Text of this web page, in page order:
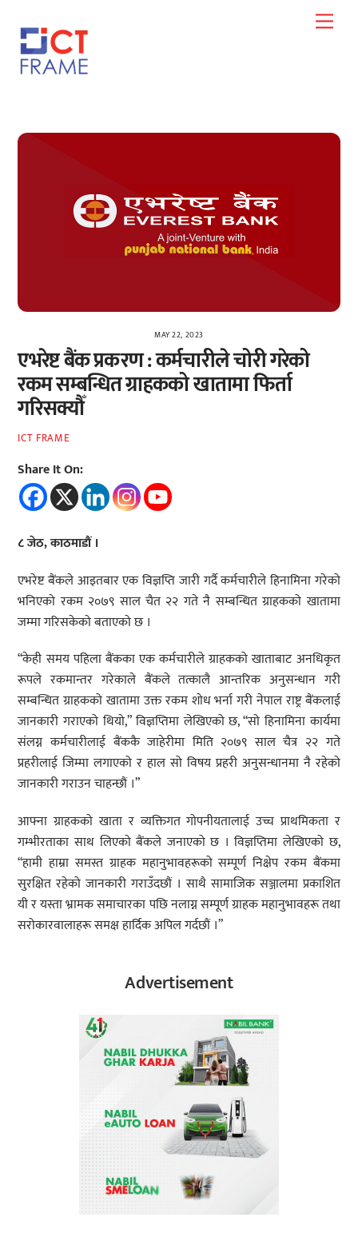
content
MAY 22, 2023
एभरेष्ट बैंक प्रकरण : कर्मचारीले चोरी गरेको
रकम सम्बन्धित ग्राहकको खातामा फिर्ता
गरिसक्यौँ
ICT FRAME
Share It On:
८ जेठ, काठमाडौं ।
एभरेष्ट बैंकले आइतबार एक विज्ञप्ति जारी गर्दै कर्मचारीले हिनामिना गरेको
भनिएको रकम २०७९ साल चैत २२ गते नै सम्बन्धित ग्राहकको खातामा
जम्मा गरिसकेको बताएको छ ।
“केही समय पहिला बैंकका एक कर्मचारीले ग्राहकको खाताबाट अनधिकृत
रूपले रकमान्तर गरेकाले बैंकले तत्कालै आन्तरिक अनुसन्धान गरी
सम्बन्धित ग्राहकको खातामा उक्त रकम शोध भर्ना गरी नेपाल राष्ट्र बैंकलाई
जानकारी गराएको थियो,” विज्ञप्तिमा लेखिएको छ, “सो हिनामिना कार्यमा
संलग्न कर्मचारीलाई बैंककै जाहेरीमा मिति २०७९ साल चैत्र २२ गते
प्रहरीलाई जिम्मा लगाएको र हाल सो विषय प्रहरी अनुसन्धानमा नै रहेको
जानकारी गराउन चाहन्छौं ।”
आफ्ना ग्राहकको खाता र व्यक्तिगत गोपनीयतालाई उच्च प्राथमिकता र
गम्भीरताका साथ लिएको बैंकले जनाएको छ । विज्ञप्तिमा लेखिएको छ,
“हामी हाम्रा समस्त ग्राहक महानुभावहरूको सम्पूर्ण निक्षेप रकम बैंकमा
सुरक्षित रहेको जानकारी गराउँदछौं । साथै सामाजिक सञ्जालमा प्रकाशित
यी र यस्ता भ्रामक समाचारका पछि नलाग्न सम्पूर्ण ग्राहक महानुभावहरू तथा
सरोकारवालाहरू समक्ष हार्दिक अपिल गर्दछौं ।”
Advertisement